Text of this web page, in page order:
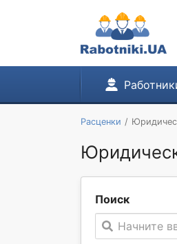
Расценки
Поиск
Начните